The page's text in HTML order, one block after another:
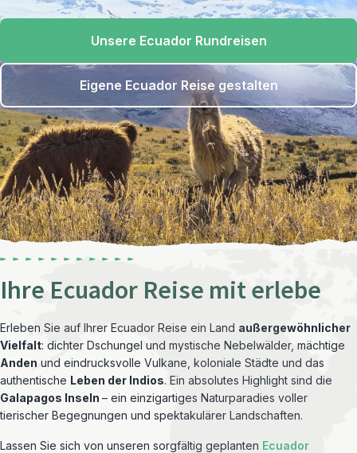
Unsere Ecuador Rundreisen
Eigene Ecuador Reise gestalten
Ihre Ecuador Reise mit erlebe
Erleben Sie auf Ihrer Ecuador Reise ein Land außergewöhnlicher
Vielfalt: dichter Dschungel und mystische Nebelwälder, mächtige
Anden und eindrucksvolle Vulkane, koloniale Städte und das
authentische Leben der Indios. Ein absolutes Highlight sind die
Galapagos Inseln – ein einzigartiges Naturparadies voller
tierischer Begegnungen und spektakulärer Landschaften.
Lassen Sie sich von unseren sorgfältig geplanten Ecuador